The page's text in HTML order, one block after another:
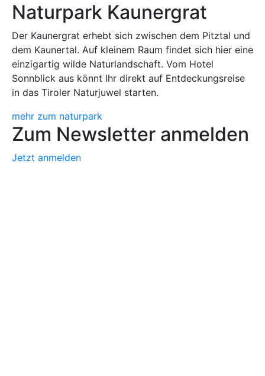
Naturpark Kaunergrat
Der Kaunergrat erhebt sich zwischen dem Pitztal und
dem Kaunertal. Auf kleinem Raum findet sich hier eine
einzigartig wilde Naturlandschaft. Vom Hotel
Sonnblick aus könnt Ihr direkt auf Entdeckungsreise
in das Tiroler Naturjuwel starten.
mehr zum naturpark
Zum Newsletter anmelden
Jetzt anmelden